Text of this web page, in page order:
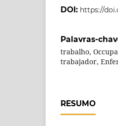
DOI: https://
Palavras-
trabalho,
trabajador,
RESUMO